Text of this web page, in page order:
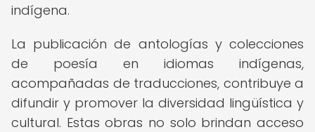
indígena.
La publicación de antologías y colecciones
de poesía en idiomas indígenas,
acompañadas de traducciones, contribuye a
difundir y promover la diversidad lingüística y
cultural. Estas obras no solo brindan acceso